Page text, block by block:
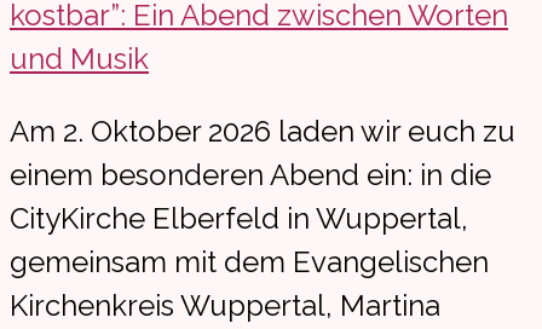
Am 2. Oktober 2026 laden wir euch zu
einem besonderen Abend ein: in die
CityKirche Elberfeld in Wuppertal,
gemeinsam mit dem Evangelischen
Kirchenkreis Wuppertal, Martina